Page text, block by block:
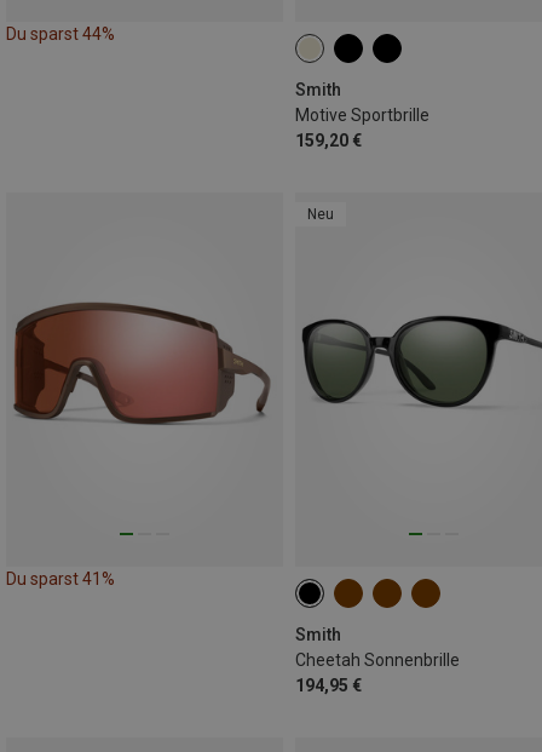
Du sparst 44%
Smith
Motive Sportbrille
159,20 €
Du sparst 41%
Neu
Smith
Cheetah Sonnenbrille
194,95 €